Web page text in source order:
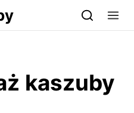
kaszuby